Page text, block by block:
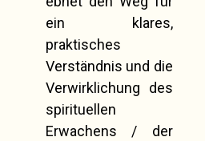
ein klares,
praktisches
Verständnis und die
Verwirklichung des
spirituellen
Erwachens / der